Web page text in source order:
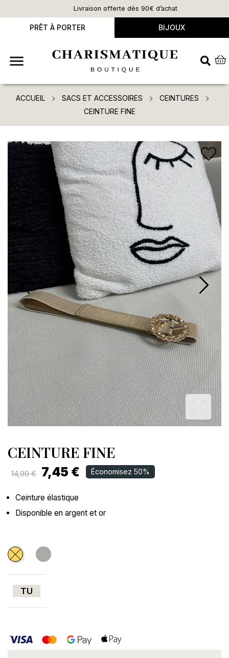
Livraison offerte dès 90€ d’achat
PRÊT À PORTER BIJOUX

ACCUEIL SACS ET ACCESSOIRES
CEINTURES
CEINTURE FINE
CEINTURE FINE
14,90 € 7,45 € Économisez 50%
Ceinture élastique
Disponible en argent et or
Doré Argenté
TU